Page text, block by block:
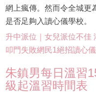
網上瘋傳。然而令全城更
是否足夠入讀心儀學校。
升中派位｜女兒派位不佳
叩門失敗網民1絕招讀心
朱鎮男每日溫習
級起溫習時間表